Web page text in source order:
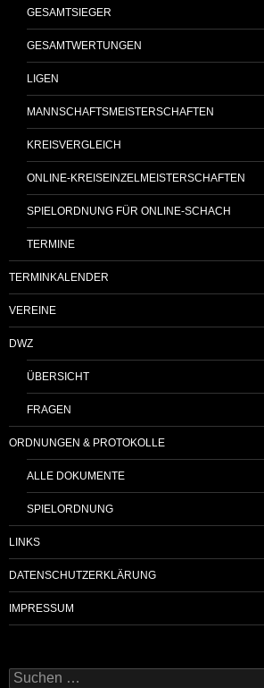
GESAMTSIEGER
GESAMTWERTUNGEN
LIGEN
MANNSCHAFTSMEISTERSCHAFTEN
KREISVERGLEICH
ONLINE-KREISEINZELMEISTERSCHAFTEN
SPIELORDNUNG FÜR ONLINE-SCHACH
TERMINE
TERMINKALENDER
VEREINE
DWZ
ÜBERSICHT
FRAGEN
ORDNUNGEN & PROTOKOLLE
ALLE DOKUMENTE
SPIELORDNUNG
LINKS
DATENSCHUTZERKLÄRUNG
IMPRESSUM
Suchen